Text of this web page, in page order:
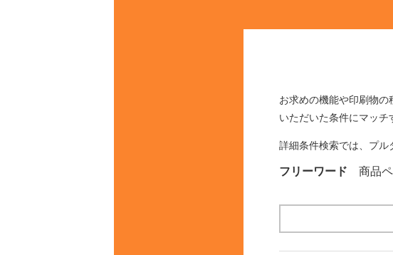
お求めの機能や印刷物の
いただいた条件にマッチ
詳細条件検索では、プル
フリーワード 商品